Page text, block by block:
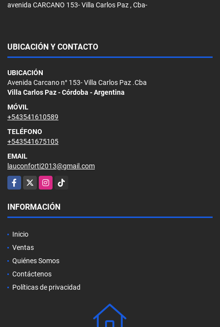
avenida CARCANO 153- Villa Carlos Paz , Cba-
UBICACIÓN Y CONTACTO
UBICACIÓN
Avenida Carcano n° 153- Villa Carlos Paz .Cba
Villa Carlos Paz - Córdoba - Argentina
MÓVIL
+543541610589
TELÉFONO
+543541675105
EMAIL
lauconforti2013@gmail.com
Facebook
X Instagram
TikTok
INFORMACIÓN
Inicio
Ventas
Quiénes Somos
Contáctenos
Políticas de privacidad